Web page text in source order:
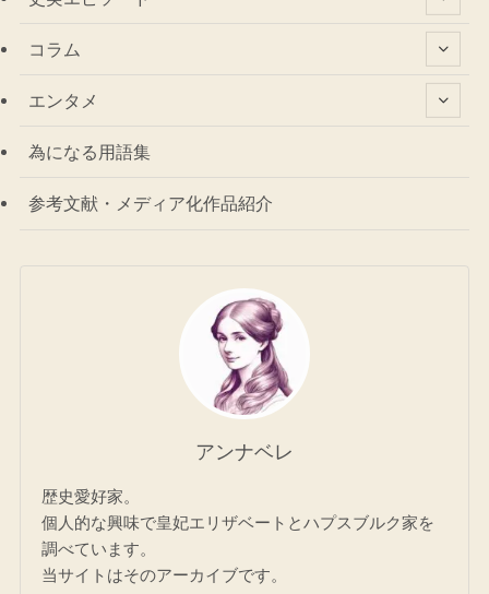
コラム
エンタメ
為になる用語集
参考文献・メディア化作品紹介
アンナベレ
歴史愛好家。
個人的な興味で皇妃エリザベートとハプスブルク家を
調べています。
当サイトはそのアーカイブです。